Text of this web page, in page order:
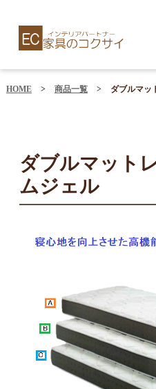
HOME > 商品一覧 > ダブルマ
ダブルマット
ムジェル